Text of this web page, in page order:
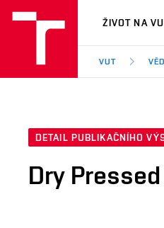
VUT
ŽIVOT NA
VUT
DETAIL PUBLIKAČNÍHO
Dry